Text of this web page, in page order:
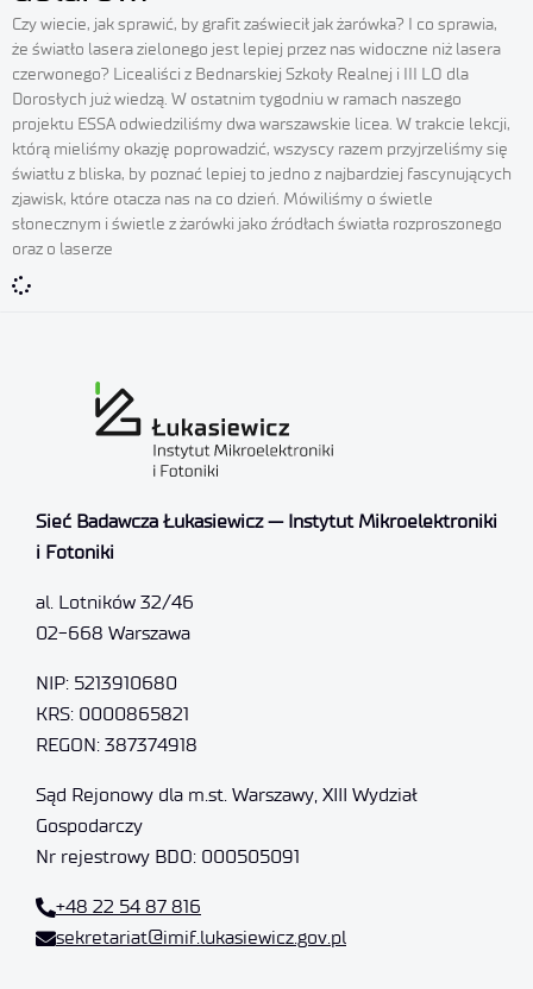
Czy wiecie, jak sprawić, by grafit zaświecił jak żarówka? I co sprawia,
że światło lasera zielonego jest lepiej przez nas widoczne niż lasera
czerwonego? Licealiści z Bednarskiej Szkoły Realnej i III LO dla
Dorosłych już wiedzą. W ostatnim tygodniu w ramach naszego
projektu ESSA odwiedziliśmy dwa warszawskie licea. W trakcie lekcji,
którą mieliśmy okazję poprowadzić, wszyscy razem przyjrzeliśmy się
światłu z bliska, by poznać lepiej to jedno z najbardziej fascynujących
zjawisk, które otacza nas na co dzień. Mówiliśmy o świetle
słonecznym i świetle z żarówki jako źródłach światła rozproszonego
oraz o laserze
Sieć Badawcza Łukasiewicz — Instytut Mikroelektroniki
i Fotoniki
al. Lotników 32/46
02-668 Warszawa
NIP: 5213910680
KRS: 0000865821
REGON: 387374918
Sąd Rejonowy dla m.st. Warszawy, XIII Wydział
Gospodarczy
Nr rejestrowy BDO: 000505091
+48 22 54 87 816
sekretariat@imif.lukasiewicz.gov.pl